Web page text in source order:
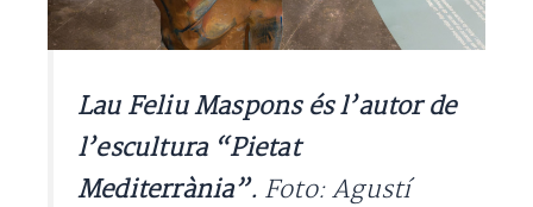
Lau Feliu Maspons és l’autor de
l’escultura “Pietat
Mediterrània”. Foto: Agustí